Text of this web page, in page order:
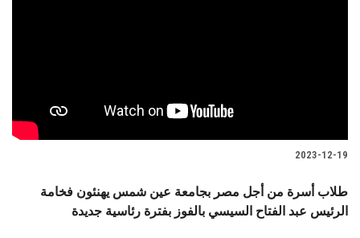
الخريجين
الموظفون
2023-12-19
طلاب أسرة من أجل مصر بجامعة عين شمس يهنئون فخامة
الرئيس عبد الفتاح السيسي بالفوز بفترة رئاسية جديدة